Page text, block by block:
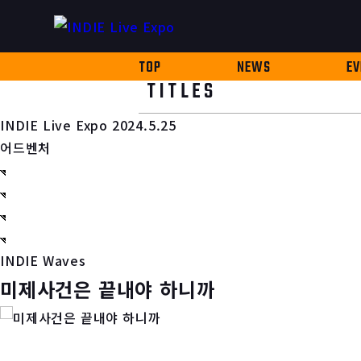
TOP NEWS
TITLES
INDIE Live Expo 2024.5.25
어드벤처
INDIE Waves
미제사건은 끝내야 하니까